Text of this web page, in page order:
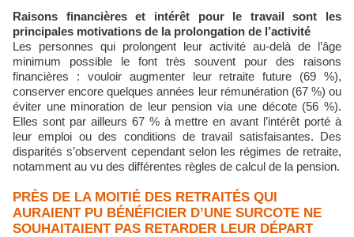
Raisons financières et intérêt pour le travail sont les
principales motivations de la prolongation de l’activité
Les personnes qui prolongent leur activité au-delà de l’âge
minimum possible le font très souvent pour des raisons
financières : vouloir augmenter leur retraite future (69 %),
conserver encore quelques années leur rémunération (67 %) ou
éviter une minoration de leur pension via une décote (56 %).
Elles sont par ailleurs 67 % à mettre en avant l’intérêt porté à
leur emploi ou des conditions de travail satisfaisantes. Des
disparités s’observent cependant selon les régimes de retraite,
notamment au vu des différentes règles de calcul de la pension.
PRÈS DE LA MOITIÉ DES RETRAITÉS QUI
AURAIENT PU BÉNÉFICIER D’UNE SURCOTE NE
SOUHAITAIENT PAS RETARDER LEUR DÉPART